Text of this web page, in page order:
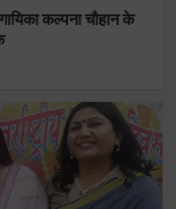
कल्पना चौहान के